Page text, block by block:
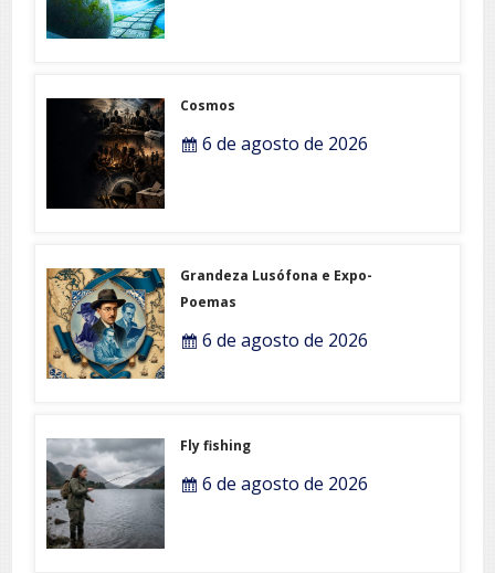
Cosmos
6 de agosto de 2026
Grandeza Lusófona e Expo-
Poemas
6 de agosto de 2026
Fly fishing
6 de agosto de 2026